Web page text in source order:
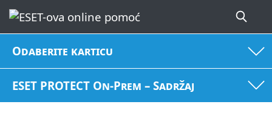
Odaberite karticu
ESET PROTECT On-Prem – Sadržaj